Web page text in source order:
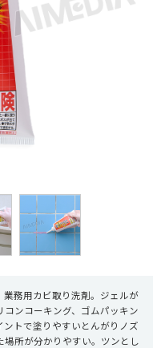
務用カビ取り洗剤。ジェルが
ンコーキング、ゴムパッキン
トで塗りやすいとんがりノズ
所が分かりやすい。ツンとし